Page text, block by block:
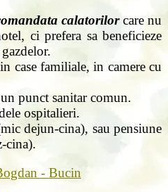
calatorilorcare nu
ci prefera sa beneficieze
case familiale, in camere cu
punct sanitar comun.
ospitalieri.
dejun-cina), sau pensiune
cina).
- Bucin